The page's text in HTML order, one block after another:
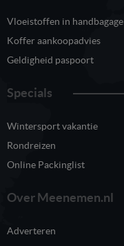
Vloeistoffen in handbagage
Koffer aankoopadvies
Geldigheid paspoort
Specials
Wintersport vakantie
Rondreizen
Online Packinglist
Over Meenemen.nl
Adverteren